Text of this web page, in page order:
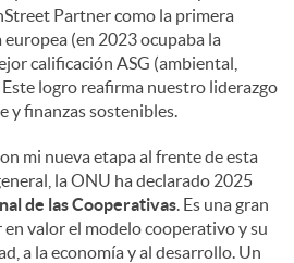
Partner como la primera
(en 2023 ocupaba la
calificación ASG (ambiental,
logro reafirma nuestro liderazgo
y finanzas sostenibles.
mi nueva etapa al frente de esta
la ONU ha declarado 2025
de las Cooperativas. Es una gran
valor el modelo cooperativo y su
a la economía y al desarrollo. Un